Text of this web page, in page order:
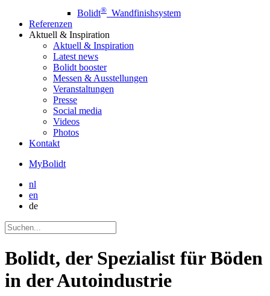
Bolidt® Wandfinishsystem
Referenzen
Aktuell & Inspiration
Aktuell & Inspiration
Latest news
Bolidt booster
Messen & Ausstellungen
Veranstaltungen
Presse
Social media
Videos
Photos
Kontakt
MyBolidt
nl
en
de
Bolidt, der Spezialist für Böden
in der Autoindustrie